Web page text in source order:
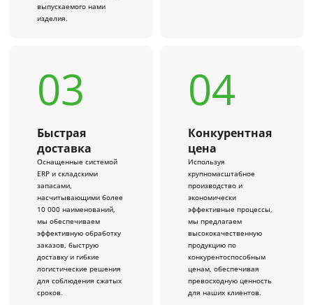
выпускаемого нами
изделия.
03
Быстрая
доставка
Оснащенные системой
ERP и складскими
запасами,
насчитывающими более
10 000 наименований,
мы обеспечиваем
эффективную обработку
заказов, быструю
доставку и гибкие
логистические решения
для соблюдения сжатых
сроков.
04
Конкурентная
цена
Используя
крупномасштабное
производство и
экономически
эффективные процессы,
мы предлагаем
высококачественную
продукцию по
конкурентоспособным
ценам, обеспечивая
превосходную ценность
для наших клиентов.